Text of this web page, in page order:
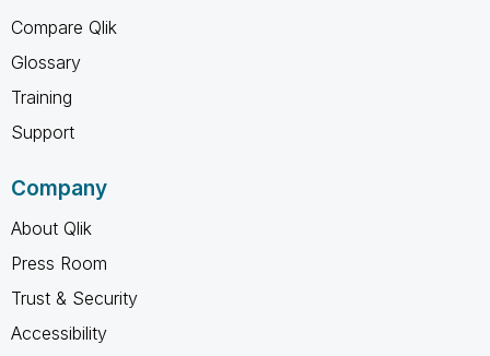
Compare Qlik
Glossary
Training
Support
Company
About Qlik
Press Room
Trust & Security
Accessibility